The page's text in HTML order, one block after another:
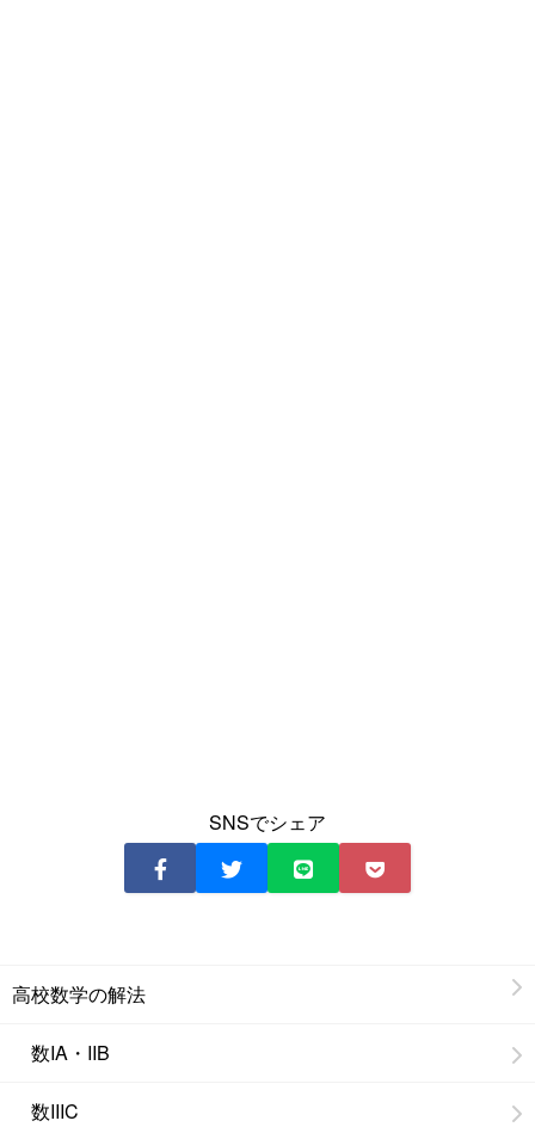
SNSでシェア
高校数学の解法
数IA・IIB
数IIIC